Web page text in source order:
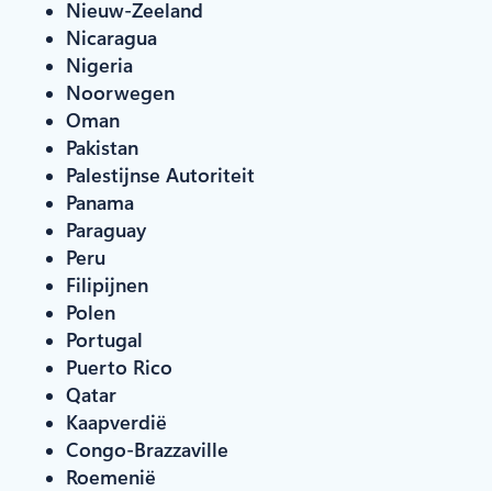
Nieuw-Zeeland
Nicaragua
Nigeria
Noorwegen
Oman
Pakistan
Palestijnse Autoriteit
Panama
Paraguay
Peru
Filipijnen
Polen
Portugal
Puerto Rico
Qatar
Kaapverdië
Congo-Brazzaville
Roemenië